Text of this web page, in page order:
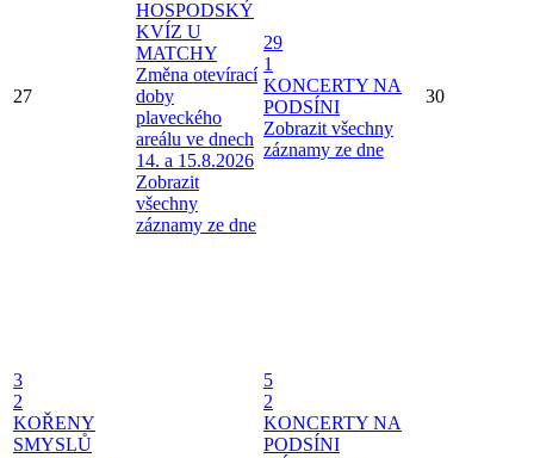
27
HOSPODSKÝ
KVÍZ U
MATCHY
Změna otevírací
doby
plaveckého
areálu ve dnech
14. a 15.8.2026
Zobrazit
všechny
záznamy ze dne
29
1
KONCERTY NA
PODSÍNI
Zobrazit všechny
záznamy ze dne
30
3
2
KOŘENY
SMYSLŮ
5
2
KONCERTY NA
PODSÍNI